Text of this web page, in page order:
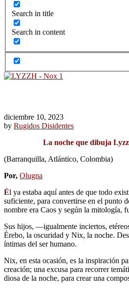
Search in title
Search in content
diciembre 10, 2023
by Rugidos Disidentes
La noche que dibuja
(Barranquilla, Atlántico, Colombia)
Por, Olugna
Él ya estaba aquí antes de que todo
suficiente, para convertirse en el punto
nombre era Caos y según la mitología,
Sus hijos, ―igualmente inciertos,
Érebo, la oscuridad y Nix, la noche.
íntimas del ser humano.
Nix, en esta ocasión, es la inspiración
creación; una excusa para recorrer
diosa de la noche, para crear una